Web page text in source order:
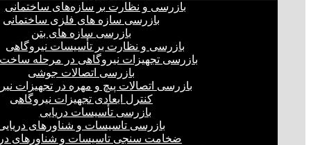
بازرسی و نظارت بر سازه‌های ساختمانی
بازرسی سازه های فلزی ساختمانی
بازرسی سازه های بتن
بازرسی و نظارت بر تأسیسات نیروگاهی
بازرسی تجهیزات نیروگاهی در مرحله
بازرسی اتصالات جوشی
بازرسی اتصالات پیچ و مهره در تجهیزات
کنترل ابعادی تجهیزات نیروگاهی
بازرسی تأسیسات دریایی
بازرسی تاسیسات و شناورهای
ضخامت سنجی تاسیسات و شناورهای